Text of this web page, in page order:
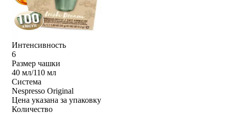
Интенсивность
6
Размер чашки
40 мл/110 мл
Система
Nespresso Original
Цена указана за упаковку
Количество